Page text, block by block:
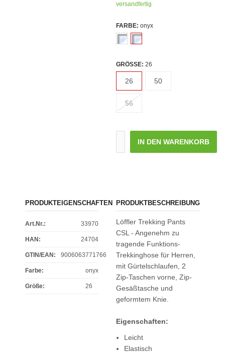
versandfertig
FARBE: onyx
GRÖSSE: 26
26 50
56
IN DEN WARENKORB
PRODUKTEIGENSCHAFTEN
Art.Nr.: 33970
HAN: 24704
GTIN/EAN: 9006063771766
Farbe: onyx
Größe: 26
PRODUKTBESCHREIBUNG
Löffler Trekking Pants
CSL - Angenehm zu
tragende Funktions-
Trekkinghose für Herren,
mit Gürtelschlaufen, 2
Zip-Taschen vorne, Zip-
Gesäßtasche und
geformtem Knie.
Eigenschaften:
Leicht
Elastisch